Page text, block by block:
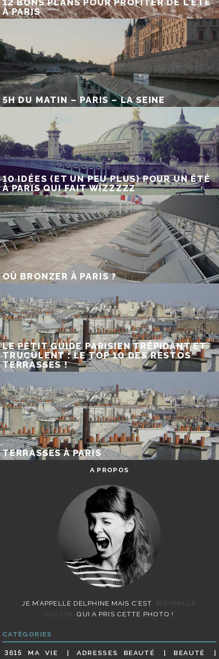
12 BONS PLANS POUR PROFITER DE L’ÉTÉ
À PARIS
5H DU MATIN – PARIS – LA SEINE
10 IDÉES (ET UN PEU PLUS) POUR UN ÉTÉ
À PARIS QUI FAIT WIZZZZZ
OÙ BRONZER À PARIS ?
LE PETIT GUIDE PARISIEN TRÉPIDANT ET
TRUCULENT : LE TOP 10 DES RESTOS
TERRASSES !
TERRASSES À PARIS
A PROPOS
JE M’APPELLE DELPHINE MAIS C’EST
©CAMILLE
COLLIN
QUI A PRIS CETTE PHOTO !
CATÉGORIES
3615 MA VIE ADRESSES BEAUTÉ
BEAUTÉ